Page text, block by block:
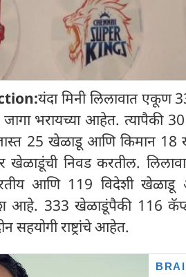
यंदा मिनी लिलावात
भरायच्या आहेत. त्यापैकी
25 खेळाडू आणि किमान
खेळाडूंची निवड करतील.
आणि 119 विदेशी खेळाडू
आहे. 333 खेळाडूंपैकी 116
सहयोगी राष्ट्रांचे आहेत.